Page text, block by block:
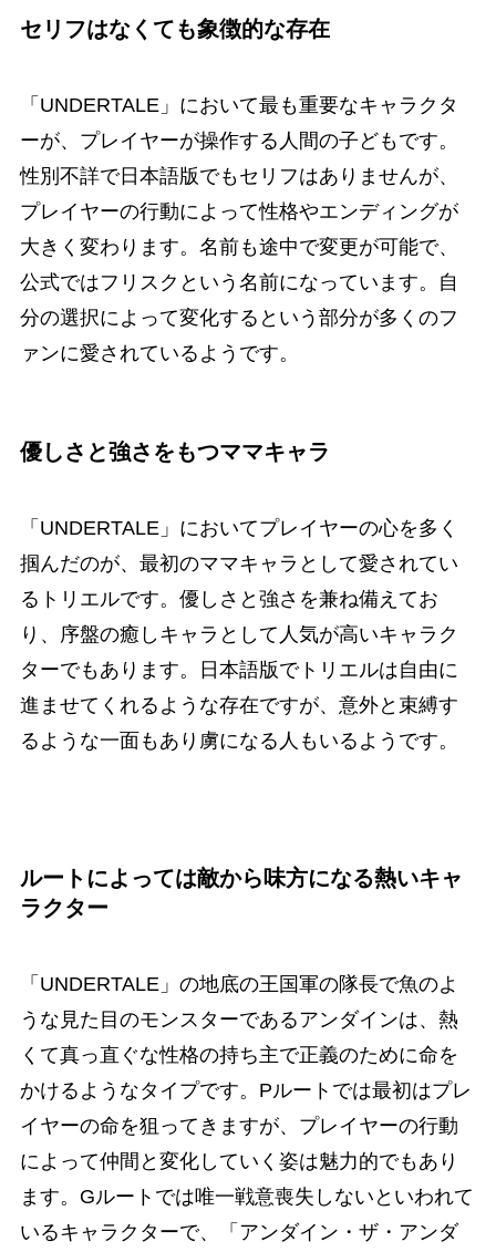
セリフはなくても象徴的な存在
「UNDERTALE」において最も重要なキャラクタ
ーが、プレイヤーが操作する人間の子どもです。
性別不詳で日本語版でもセリフはありませんが、
プレイヤーの行動によって性格やエンディングが
大きく変わります。名前も途中で変更が可能で、
公式ではフリスクという名前になっています。自
分の選択によって変化するという部分が多くのフ
ァンに愛されているようです。
優しさと強さをもつママキャラ
「UNDERTALE」においてプレイヤーの心を多く
掴んだのが、最初のママキャラとして愛されてい
るトリエルです。優しさと強さを兼ね備えてお
り、序盤の癒しキャラとして人気が高いキャラク
ターでもあります。日本語版でトリエルは自由に
進ませてくれるような存在ですが、意外と束縛す
るような一面もあり虜になる人もいるようです。
ルートによっては敵から味方になる熱いキャ
ラクター
「UNDERTALE」の地底の王国軍の隊長で魚のよ
うな見た目のモンスターであるアンダインは、熱
くて真っ直ぐな性格の持ち主で正義のために命を
かけるようなタイプです。Pルートでは最初はプレ
イヤーの命を狙ってきますが、プレイヤーの行動
によって仲間と変化していく姿は魅力的でもあり
ます。Gルートでは唯一戦意喪失しないといわれて
いるキャラクターで、「アンダイン・ザ・アンダ